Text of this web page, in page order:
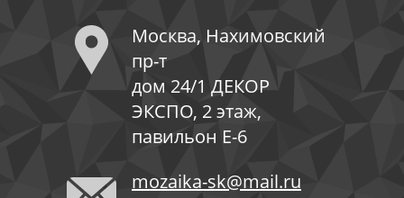
Москва, Нахимовский
пр-т
дом 24/1 ДЕКОР
ЭКСПО, 2 этаж,
павильон Е-6
mozaika-sk@mail.ru